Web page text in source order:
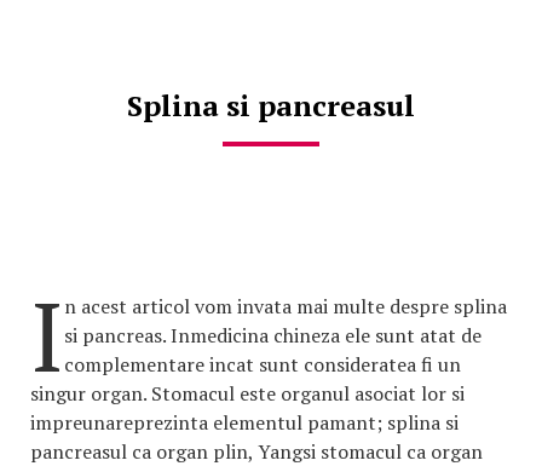
Splina si pancreasul
I n acest articol vom invata mai multe despre splina
si pancreas. Inmedicina chineza ele sunt atat de
complementare incat sunt consideratea fi un
singur organ. Stomacul este organul asociat lor si
impreunareprezinta elementul pamant; splina si
pancreasul ca organ plin, Yangsi stomacul ca organ